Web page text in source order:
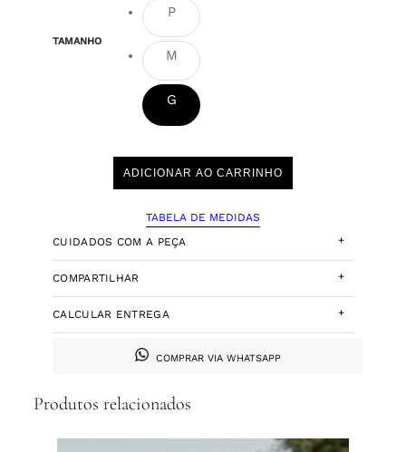
TAMANHO
P
M
G
ADICIONAR AO CARRINHO
TABELA DE MEDIDAS
CUIDADOS COM A PEÇA
+
COMPARTILHAR +
CALCULAR ENTREGA +
COMPRAR VIA WHATSAPP
Produtos relacionados